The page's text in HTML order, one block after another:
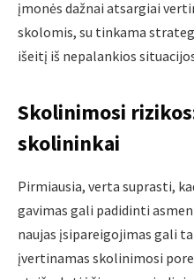
įmonės dažnai atsargiai
skolomis, su tinkama
išeitį iš nepalankios
Skolinimosi
skolininkai
Pirmiausia, verta suprasti,
gavimas gali padidinti
naujas įsipareigojimas gali
įvertinamas skolinimosi